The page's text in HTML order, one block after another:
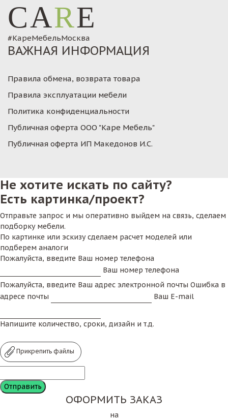
CARE
#КареМебельМосква
ВАЖНАЯ ИНФОРМАЦИЯ
Правила обмена, возврата товара
Правила эксплуатации мебели
Политика конфиденциальности
Публичная оферта ООО "Каре Мебель"
Публичная оферта ИП Македонов И.С.
Не хотите искать по сайту?
Есть картинка/проект?
Отправьте запрос и мы оперативно выйдем на связь, сделаем
подборку мебели.
По картинке или эскизу сделаем расчет моделей или
подберем аналоги
Пожалуйста, введите Ваш номер телефона
Ваш номер телефона
Пожалуйста, введите Ваш адрес электронной почты Ошибка в
адресе почты
Ваш E-mail
Напишите количество, сроки, дизайн и т.д.
Прикрепить файлы
ОФОРМИТЬ ЗАКАЗ
на